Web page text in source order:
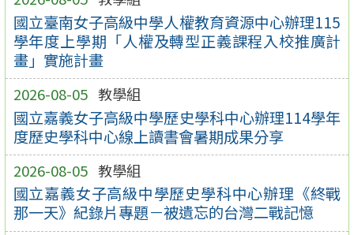
國立臺南女子高級中學人權教育資源中心辦理115
學年度上學期「人權及轉型正義課程入校推廣計
畫」實施計畫
2026-08-05 教學組
國立嘉義女子高級中學歷史學科中心辦理114學年
度歷史學科中心線上讀書會暑期成果分享
2026-08-05 教學組
國立嘉義女子高級中學歷史學科中心辦理《終戰
那一天》紀錄片專題－被遺忘的台灣二戰記憶